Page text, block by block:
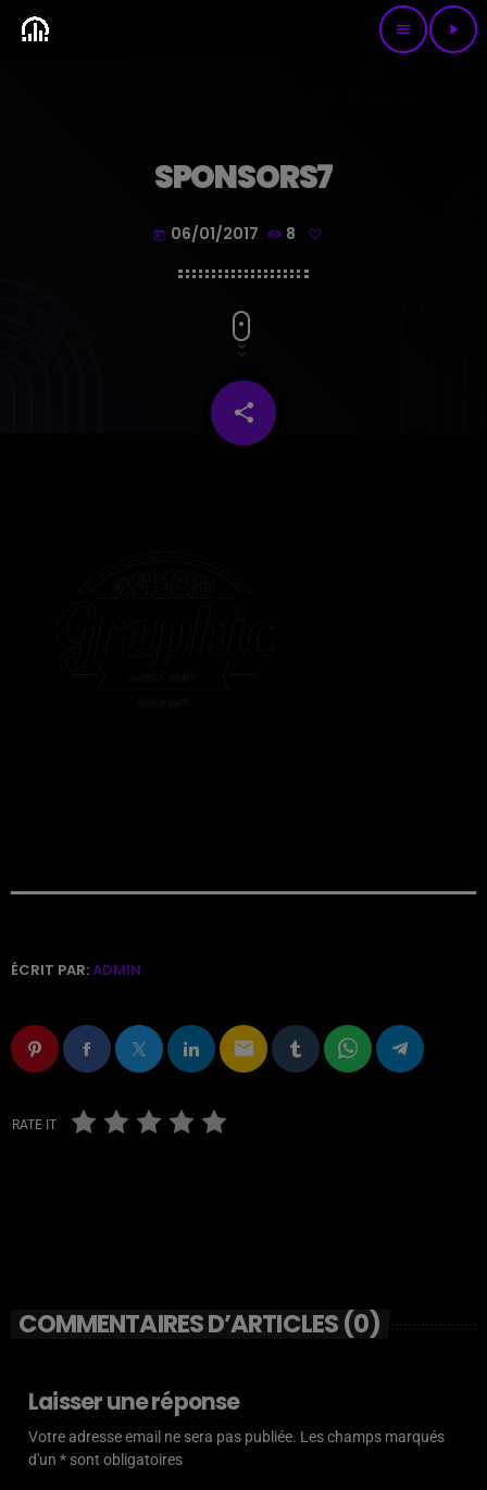
menu play_arrow
SPONSORS7
today 06/01/2017 8
share
email
ÉCRIT PAR:ADMIN
email
RATE IT
COMMENTAIRES D’ARTICLES (0)
Laisser une réponse
Votre adresse email ne sera pas publiée. Les champs marqués
d'un * sont obligatoires